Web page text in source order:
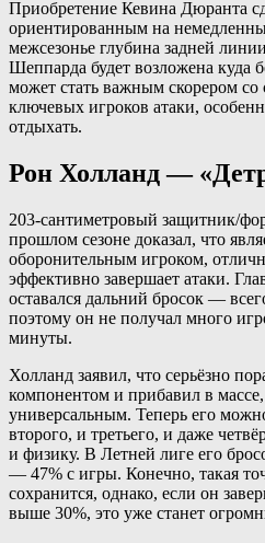
Приобретение Кевина Дюранта
ориентированным на
межсезонье глубина задней
Шеппарда будет возложена куда
может стать важным скорером
ключевых игроков атаки,
отдыхать.
Рон Холланд —
203-сантиметровый защитник/
прошлом сезоне доказал, что
оборонительным игроком,
эффективно завершает атаки.
оставался дальний бросок —
поэтому он не получал много
минуты.
Холланд заявил, что серьёзно
компонентом и прибавил в массе,
универсальным. Теперь его
второго, и третьего, и даже
и физику. В Летней лиге его
— 47% с игры. Конечно, такая
сохранится, однако, если он
выше 30%, это уже станет